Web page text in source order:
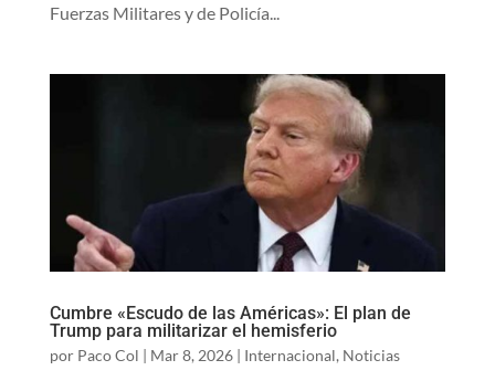
Fuerzas Militares y de Policía...
Cumbre «Escudo de las Américas»: El plan de
Trump para militarizar el hemisferio
por Paco Col | Mar 8, 2026| Internacional, Noticias